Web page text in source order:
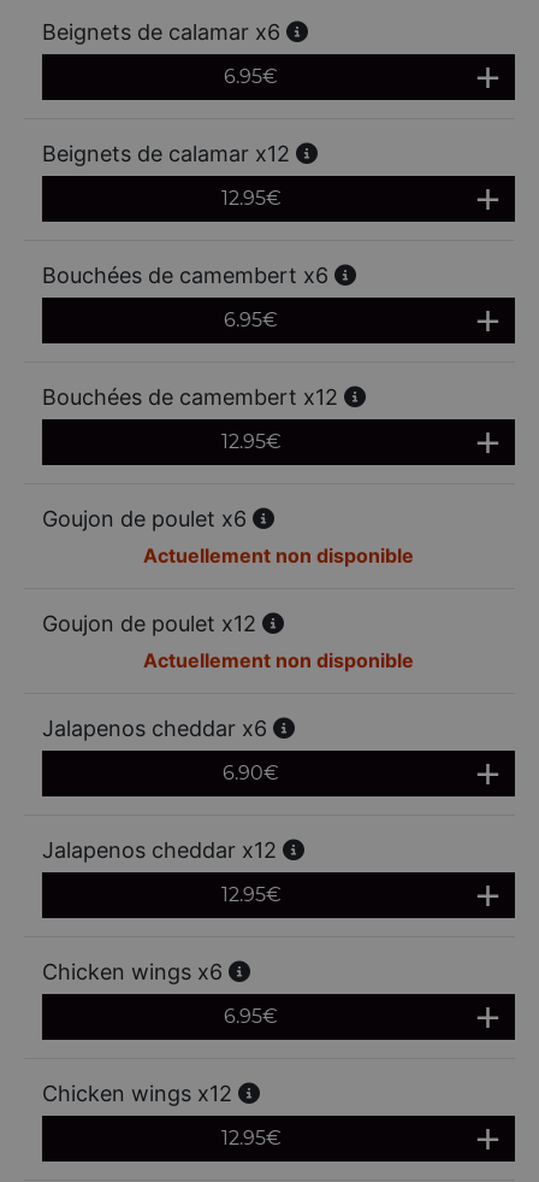
Beignets de calamar x6
6.95€
Beignets de calamar x12
12.95€
Bouchées de camembert x6
6.95€
Bouchées de camembert x12
12.95€
Goujon de poulet x6
Actuellement non disponible
Goujon de poulet x12
Actuellement non disponible
Jalapenos cheddar x6
6.90€
Jalapenos cheddar x12
12.95€
Chicken wings x6
6.95€
Chicken wings x12
12.95€